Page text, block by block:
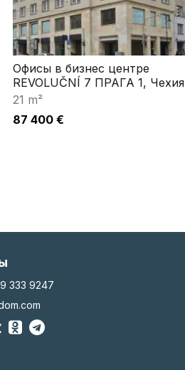
Офисы в бизнес центре
REVOLUČNÍ 7 ПРАГА 1, Чехия
21 m²
87 400 €
333 9247